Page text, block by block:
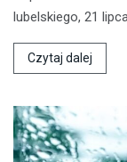
lubelskiego, 21
Czytaj dalej